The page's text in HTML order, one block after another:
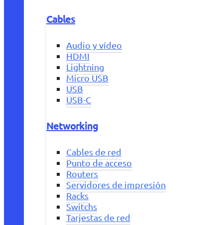
Cables
Audio y vídeo
HDMI
Lightning
Micro USB
USB
USB-C
Networking
Cables de red
Punto de acceso
Routers
Servidores de impresión
Racks
Switchs
Tarjestas de red